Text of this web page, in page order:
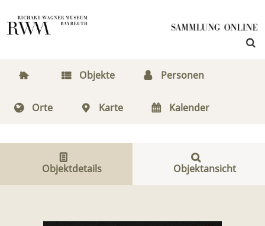
Objekte Personen
Orte Karte Kalender
Objektdetails Objektansicht